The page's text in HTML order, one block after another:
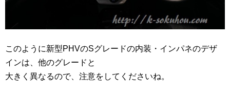
このように新型PHVのSグレードの内装・インパネのデザ
インは、他のグレードと
大きく異なるので、注意をしてくださいね。